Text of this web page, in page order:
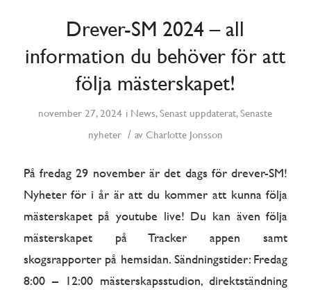
Drever-SM 2024 – all
information du behöver för att
följa mästerskapet!
november 27, 2024 i News,Senast uppdaterat,Senaste
nyheter / av Charlotte Jonsson
På fredag 29 november är det dags för drever-SM!
Nyheter för i år är att du kommer att kunna följa
mästerskapet på youtube live! Du kan även följa
mästerskapet på Tracker appen samt
skogsrapporter på hemsidan. Sändningstider: Fredag
8:00 – 12:00 mästerskapsstudion, direktständning